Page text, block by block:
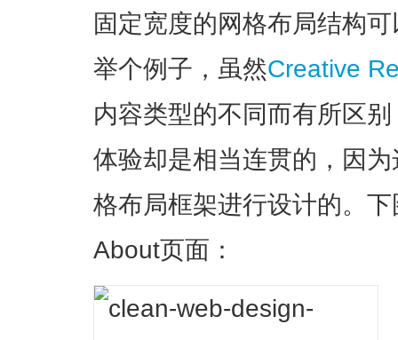
固定宽度的网格布局结构
举个例子，虽然Creative
内容类型的不同而有所区
体验却是相当连贯的，因
格布局框架进行设计的。
About页面：